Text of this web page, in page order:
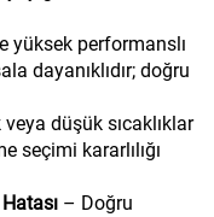
yüksek performanslı
dayanıklıdır; doğru
veya düşük sıcaklıklar
seçimi kararlılığı
– Doğru